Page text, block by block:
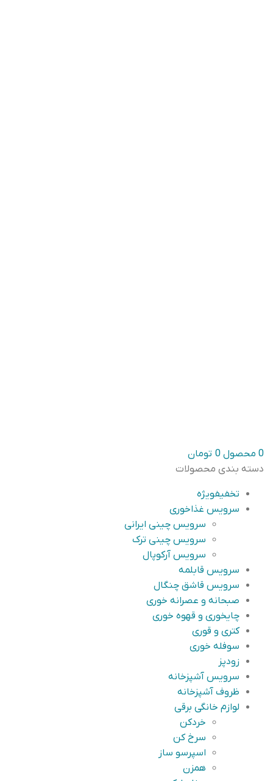
0 محصول 0 تومان
دسته بندی محصولات
تخفیفویژه
سرویس غذاخوری
سرویس چینی ایرانی
سرویس چینی ترک
سرویس آرکوپال
سرویس قابلمه
سرویس قاشق چنگال
صبحانه و عصرانه خوری
چایخوری و قهوه خوری
کتری و قوری
سوفله خوری
زودپز
سرویس آشپزخانه
ظروف آشپزخانه
لوازم خانگی برقی
خردکن
سرخ کن
اسپرسو ساز
همزن